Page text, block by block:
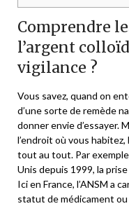
Comprendre
l’argent
vigilance ?
Vous savez, quand on
d’une sorte de remède
donner envie d’essayer.
l’endroit où vous
tout au tout. Par
Unis depuis 1999, la
Ici en France, l’ANSM a
statut de médicament